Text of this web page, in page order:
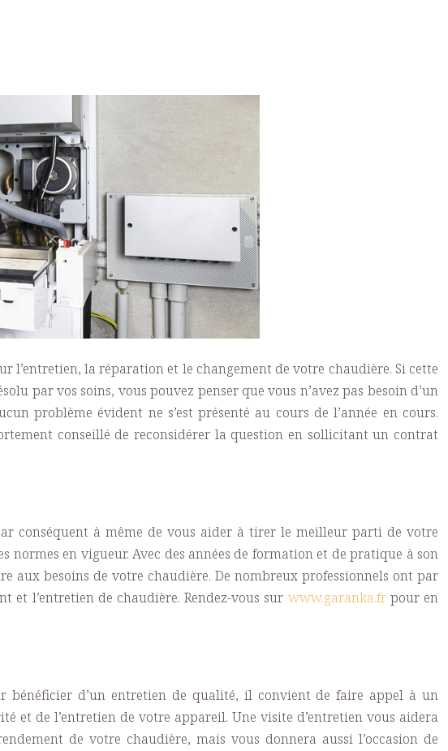
l’entretien, la réparation et le changement de votre chaudière. Si cette
par vos soins, vous pouvez penser que vous n’avez pas besoin d’un
problème évident ne s’est présenté au cours de l’année en cours.
conseillé de reconsidérer la question en sollicitant un contrat
conséquent à même de vous aider à tirer le meilleur parti de votre
en vigueur. Avec des années de formation et de pratique à son
aux besoins de votre chaudière. De nombreux professionnels ont par
l’entretien de chaudière. Rendez-vous sur www.garanka.frpour en
bénéficier d’un entretien de qualité, il convient de faire appel à un
et de l’entretien de votre appareil. Une visite d’entretien vous aidera
de votre chaudière, mais vous donnera aussi l’occasion de